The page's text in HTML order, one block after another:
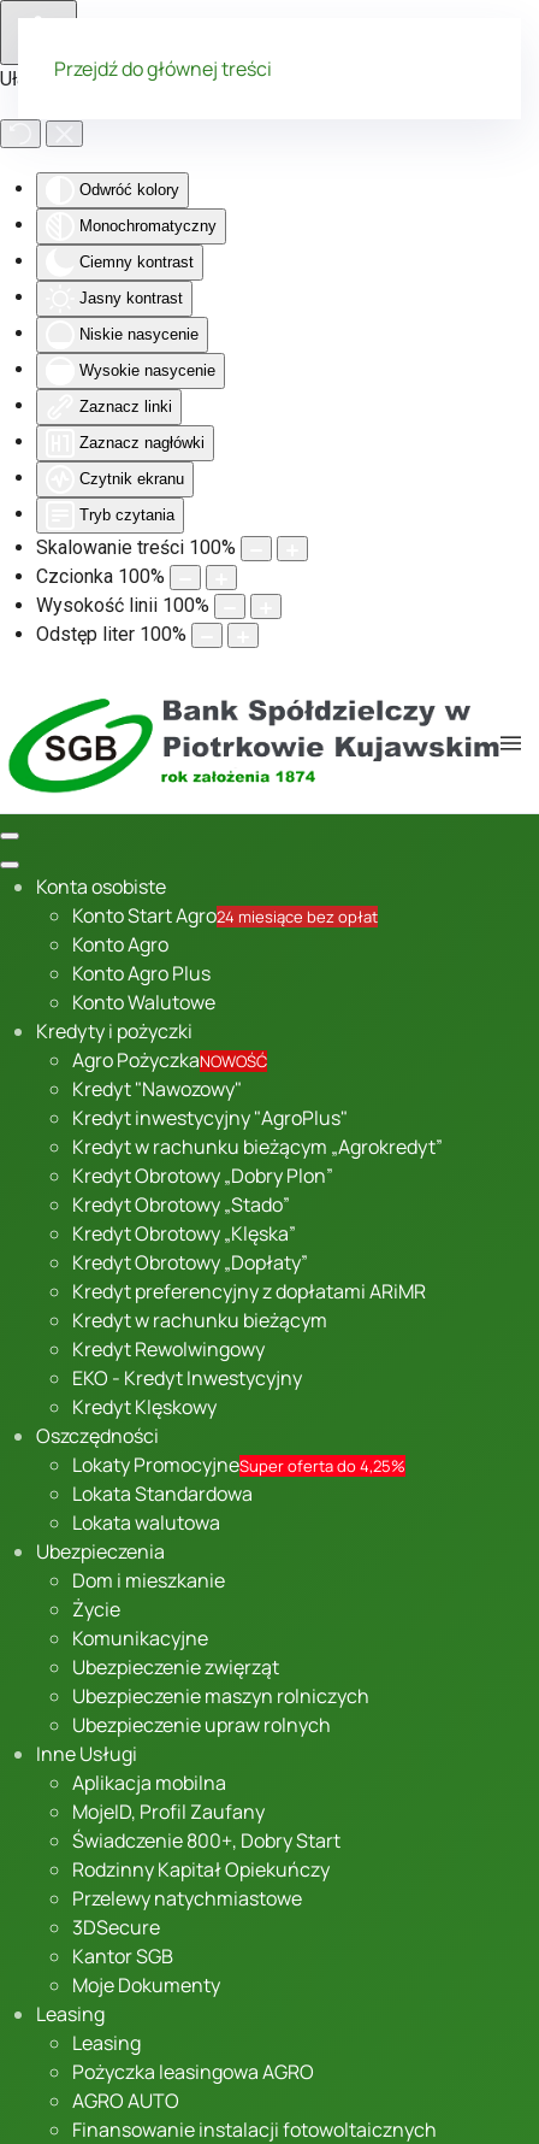
Ułatwienia dostępu
Odwróć kolory
Monochromatyczny
Ciemny kontrast
Jasny kontrast
Niskie nasycenie
Wysokie nasycenie
Zaznacz linki
Zaznacz nagłówki
Czytnik ekranu
Tryb czytania
Skalowanie treści 100%
Czcionka 100%
Wysokość linii 100%
Odstęp liter 100%
Przejdź do głównej treści
Konta osobiste
Konto Start Agro24 miesiące bez opłat
Konto Agro
Konto Agro Plus
Konto Walutowe
Kredyty i pożyczki
Agro PożyczkaNOWOŚĆ
Kredyt "Nawozowy"
Kredyt inwestycyjny "AgroPlus"
Kredyt w rachunku bieżącym „Agrokredyt”
Kredyt Obrotowy „Dobry Plon”
Kredyt Obrotowy „Stado”
Kredyt Obrotowy „Klęska”
Kredyt Obrotowy „Dopłaty”
Kredyt preferencyjny z dopłatami ARiMR
Kredyt w rachunku bieżącym
Kredyt Rewolwingowy
EKO - Kredyt Inwestycyjny
Kredyt Klęskowy
Oszczędności
Lokaty PromocyjneSuper oferta do 4,25%
Lokata Standardowa
Lokata walutowa
Ubezpieczenia
Dom i mieszkanie
Życie
Komunikacyjne
Ubezpieczenie zwięrząt
Ubezpieczenie maszyn rolniczych
Ubezpieczenie upraw rolnych
Inne Usługi
Aplikacja mobilna
MojeID, Profil Zaufany
Świadczenie 800+, Dobry Start
Rodzinny Kapitał Opiekuńczy
Przelewy natychmiastowe
3DSecure
Kantor SGB
Moje Dokumenty
Leasing
Leasing
Pożyczka leasingowa AGRO
AGRO AUTO
Finansowanie instalacji fotowoltaicznych